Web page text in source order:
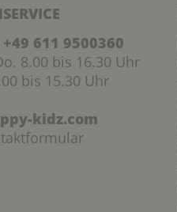
+49 611 9500360
8.00 bis 16.30 Uhr
bis 15.30 Uhr
kidz.com